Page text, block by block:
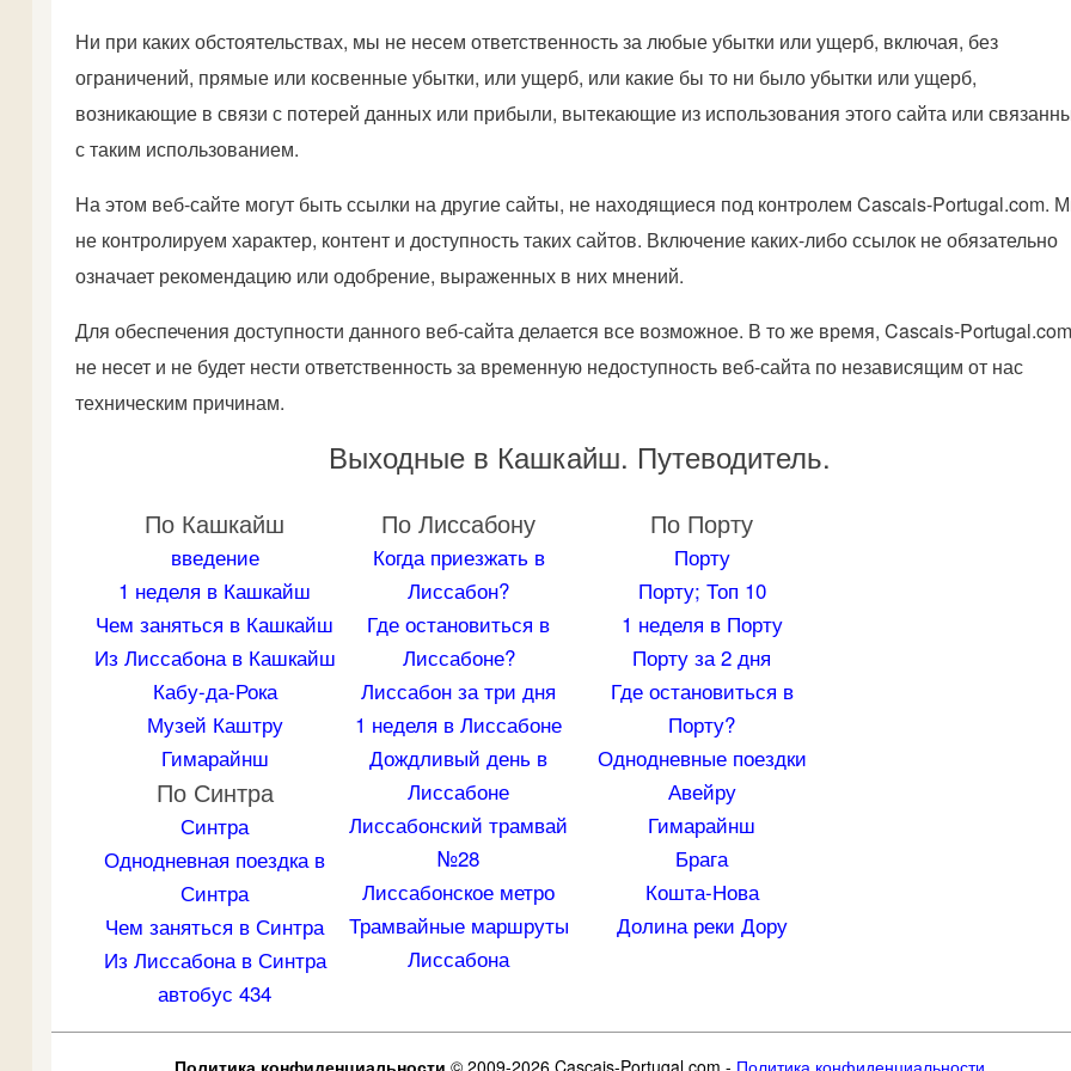
Ни при каких обстоятельствах, мы не несем ответственность за любые убытки или ущерб, включая, без
ограничений, прямые или косвенные убытки, или ущерб, или какие бы то ни было убытки или ущерб,
возникающие в связи с потерей данных или прибыли, вытекающие из использования этого сайта или
с таким использованием.
На этом веб-сайте могут быть ссылки на другие сайты, не находящиеся под контролем Cascais-Portugal.com.
не контролируем характер, контент и доступность таких сайтов. Включение каких-либо ссылок не обязательно
означает рекомендацию или одобрение, выраженных в них мнений.
Для обеспечения доступности данного веб-сайта делается все возможное. В то же время, Cascais-Portugal.com
не несет и не будет нести ответственность за временную недоступность веб-сайта по независящим от нас
техническим причинам.
Выходные в Кашкайш. Путеводитель.
По Кашкайш
введение
1 неделя в Кашкайш
Чем заняться в Кашкайш
Из Лиссабона в Кашкайш
Кабу-да-Рока
Музей Каштру
Гимарайнш
По Синтра
Синтра
Однодневная поездка в
Синтра
Чем заняться в Синтра
Из Лиссабона в Синтра
автобус 434
По Лиссабону
Когда приезжать в
Лиссабон?
Где остановиться в
Лиссабоне?
Лиссабон за три дня
1 неделя в Лиссабоне
Дождливый день в
Лиссабоне
Лиссабонский трамвай
№28
Лиссабонское метро
Трамвайные маршруты
Лиссабона
По Порту
Порту
Порту; Топ 10
1 неделя в Порту
Порту за 2 дня
Где остановиться в
Порту?
Однодневные поездки
Авейру
Гимарайнш
Брага
Кошта-Нова
Долина реки Дору
Политика конфиденциальности © 2009-2026 Cascais-Portugal.com - Политика конфиденциальности